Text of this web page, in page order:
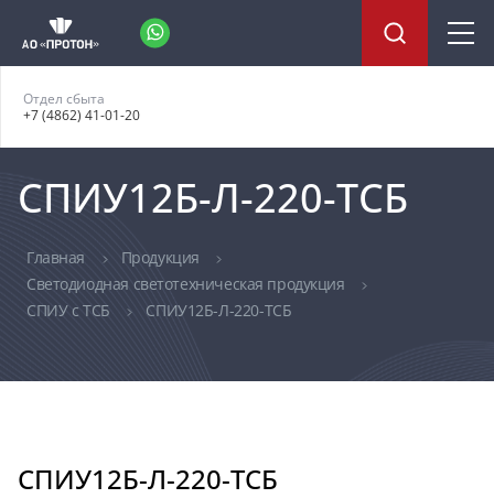
Отдел сбыта
+7 (4862) 41-01-20
СПИУ12Б-Л-220-ТСБ
Главная
Продукция
Светодиодная светотехническая продукция
СПИУ с ТСБ
СПИУ12Б-Л-220-ТСБ
СПИУ12Б-Л-220-ТСБ